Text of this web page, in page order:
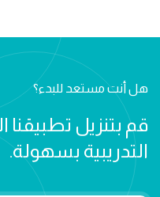
هل أنت مستعد للبدء؟
قم بتنزيل تطبيقنا
التدريبية بسهولة.